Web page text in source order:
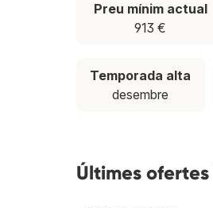
Preu mínim actual
913 €
Temporada alta
desembre
Últimes